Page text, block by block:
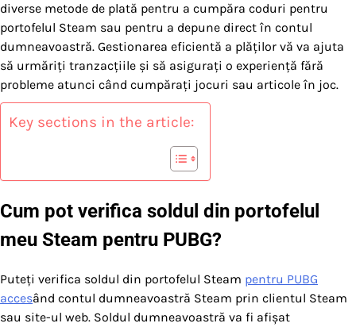
diverse metode de plată pentru a cumpăra coduri pentru
portofelul Steam sau pentru a depune direct în contul
dumneavoastră. Gestionarea eficientă a plăților vă va ajuta
să urmăriți tranzacțiile și să asigurați o experiență fără
probleme atunci când cumpărați jocuri sau articole în joc.
Key sections in the article:
Cum pot verifica soldul din portofelul
meu Steam pentru PUBG?
Puteți verifica soldul din portofelul Steam pentru PUBG
accesând contul dumneavoastră Steam prin clientul Steam
sau site-ul web. Soldul dumneavoastră va fi afișat